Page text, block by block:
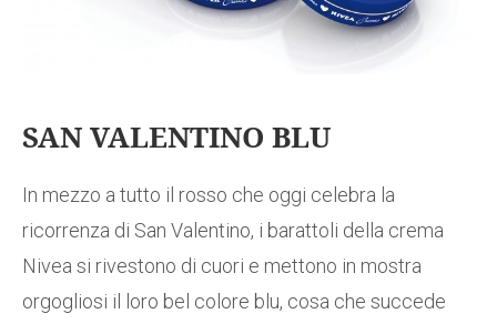
SAN VALENTINO BLU
In mezzo a tutto il rosso che oggi celebra la
ricorrenza di San Valentino, i barattoli della crema
Nivea si rivestono di cuori e mettono in mostra
orgogliosi il loro bel colore blu, cosa che succede